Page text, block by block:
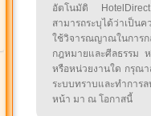
อัตโนมัติ
สามารถระบุได้ว่าเป็น
ใช้วิจารณญาณในกา
กฎหมายและศีลธรรม
หรือหน่วยงานใด กรุณา
ระบบทราบและทำกา
หน้า มา ณ โอกาสนี้